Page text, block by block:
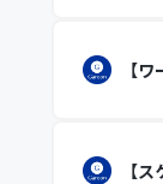
【
【